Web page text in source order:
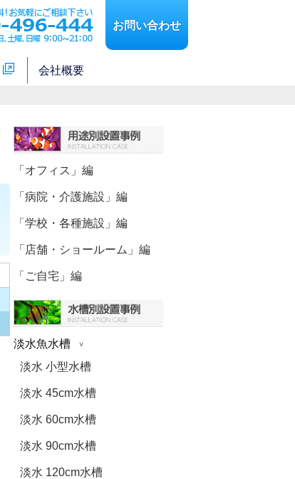
お問い合わせ
会社概要
「オフィス」編
「病院・介護施設」編
「学校・各種施設」編
「店舗・ショールーム」編
「ご自宅」編
淡水魚水槽
淡水 小型水槽
淡水 45cm水槽
淡水 60cm水槽
淡水 90cm水槽
淡水 120cm水槽